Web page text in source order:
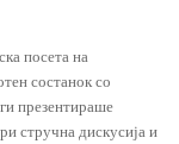
посета на
состанок со
презентираше
стручна дискусија и